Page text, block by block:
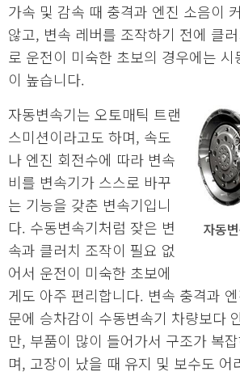
가속 및 감속 때 충격과 엔진 소음이
않고, 변속 레버를 조작하기 전에 클
로 운전이 미숙한 초보의 경우에는 시
이 높습니다.
자동
자동변속기는 오토매틱 트랜
스미션이라고도 하며, 속도
나 엔진 회전수에 따라 변속
비를 변속기가 스스로 바꾸
는 기능을 갖춘 변속기입니
다. 수동변속기처럼 잦은 변
속과 클러치 조작이 필요 없
어서 운전이 미숙한 초보에
게도 아주 편리합니다. 변속 충격과
문에 승차감이 수동변속기 차량보다
만, 부품이 많이 들어가서 구조가 복
며, 고장이 났을 때 유지 및 보수도 어